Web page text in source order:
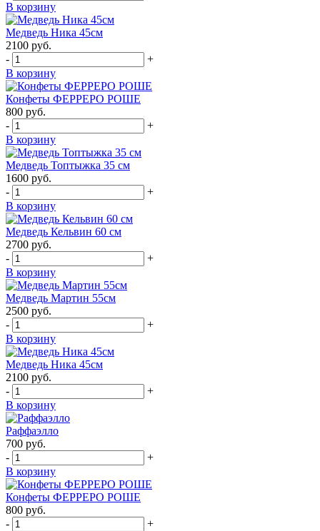
В корзину
Медведь Ника 45см
2100 руб.
-
+
В корзину
Конфеты ФЕРРЕРО РОШЕ
800 руб.
-
+
В корзину
Медведь Топтыжка 35 см
1600 руб.
-
+
В корзину
Медведь Кельвин 60 см
2700 руб.
-
+
В корзину
Медведь Мартин 55см
2500 руб.
-
+
В корзину
Медведь Ника 45см
2100 руб.
-
+
В корзину
Раффаэлло
700 руб.
-
+
В корзину
Конфеты ФЕРРЕРО РОШЕ
800 руб.
-
+